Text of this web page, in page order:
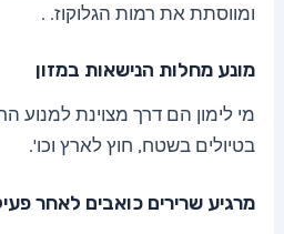
ומווסתת את רמות הגלוקוז. .
מונע מחלות הנישאות במזון
מי לימון הם דרך מצוינת למנוע
בטיולים בשטח, חוץ לארץ וכו'.
מרגיע שרירים כואבים לאחר